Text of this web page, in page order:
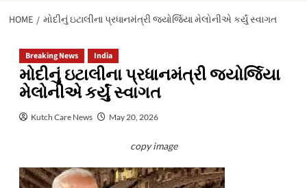
HOME મોદીનું ઇટાલીના પ્રધાનમંત્રી જ્યોર્જિયા મેલોનીએ કર્યું સ્વાગત
Breaking News India
મોદીનું ઇટાલીના પ્રધાનમંત્રી જ્યોર્જિયા
મેલોનીએ કર્યું સ્વાગત
Kutch Care News May 20, 2026
copy image